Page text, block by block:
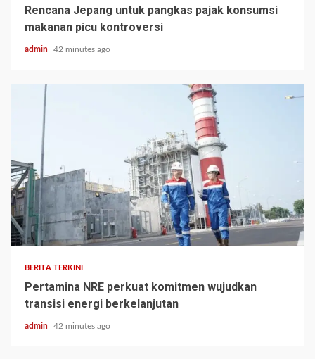
Rencana Jepang untuk pangkas pajak konsumsi
makanan picu kontroversi
admin 42 minutes ago
BERITA TERKINI
Pertamina NRE perkuat komitmen wujudkan
transisi energi berkelanjutan
admin 42 minutes ago